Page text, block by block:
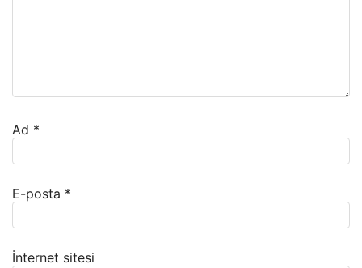
Ad *
E-posta *
İnternet sitesi